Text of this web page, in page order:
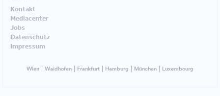
Kontakt
Mediacenter
Jobs
Datenschutz
Impressum
Wien Waidhofen Frankfurt Hamburg München Luxembourg